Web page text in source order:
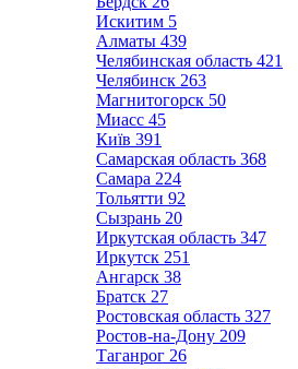
Искитим 5
Алматы 439
Челябинская область 421
Челябинск 263
Магнитогорск 50
Миасс 45
Київ 391
Самарская область 368
Самара 224
Тольятти 92
Сызрань 20
Иркутская область 347
Иркутск 251
Ангарск 38
Братск 27
Ростовская область 327
Ростов-на-Дону 209
Таганрог 26